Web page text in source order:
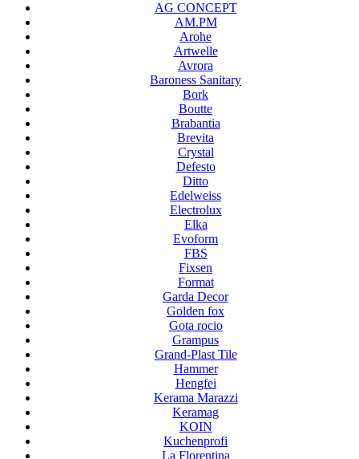
AG CONCEPT
AM.PM
Arohe
Artwelle
Avrora
Baroness Sanitary
Bork
Boutte
Brabantia
Brevita
Crystal
Defesto
Ditto
Edelweiss
Electrolux
Elka
Evoform
FBS
Fixsen
Format
Garda Decor
Golden fox
Gota rocio
Grampus
Grand-Plast Tile
Hammer
Hengfei
Kerama Marazzi
Keramag
KOIN
Kuchenprofi
La Florentina